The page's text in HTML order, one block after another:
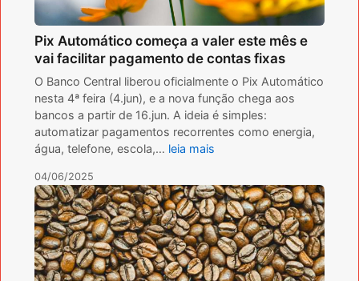
Pix Automático começa a valer este mês e
vai facilitar pagamento de contas fixas
O Banco Central liberou oficialmente o Pix Automático
nesta 4ª feira (4.jun), e a nova função chega aos
bancos a partir de 16.jun. A ideia é simples:
automatizar pagamentos recorrentes como energia,
água, telefone, escola,… leia mais
04/06/2025